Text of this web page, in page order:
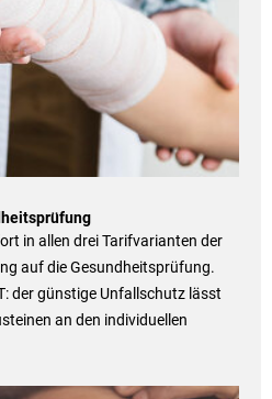
in allen drei Tarifvarianten der
auf die Gesundheitsprüfung.
der günstige Unfallschutz lässt
an den individuellen